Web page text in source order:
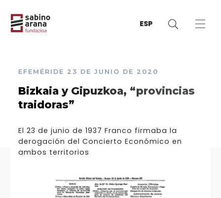
ESP
EFEMÉRIDE 23 DE JUNIO DE 2020
Bizkaia y Gipuzkoa, “provincias
traidoras”
El 23 de junio de 1937 Franco firmaba la
derogación del Concierto Económico en
ambos territorios